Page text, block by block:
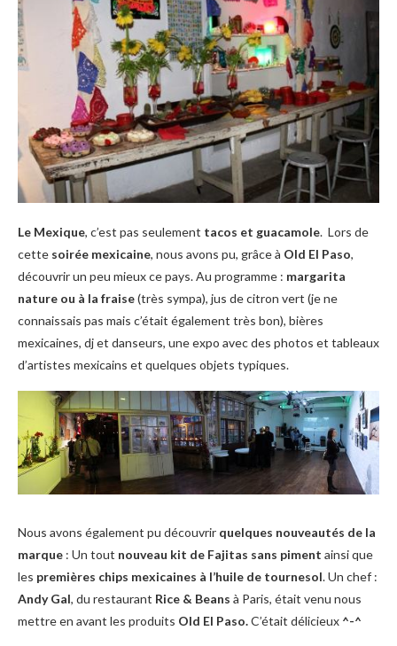
Le Mexique, c’est pas seulement tacos et guacamole. Lors de
cette soirée mexicaine, nous avons pu, grâce à Old El Paso,
découvrir un peu mieux ce pays. Au programme : margarita
nature ou à la fraise(très sympa), jus de citron vert (je ne
connaissais pas mais c’était également très bon), bières
mexicaines, dj et danseurs, une expo avec des photos et tableaux
d’artistes mexicains et quelques objets typiques.
Nous avons également pu découvrir quelques nouveautés de la
marque : Un tout nouveau kit de Fajitas sans piment ainsi que
les premières chips mexicaines à l’huile de tournesol. Un chef :
Andy Gal, du restaurant Rice & Beans à Paris, était venu nous
mettre en avant les produits Old El Paso.C’était délicieux ^-^